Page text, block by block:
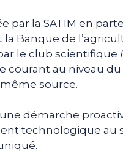
par la SATIM en
Banque de
le club scientifique
courant au niveau
source.
démarche
technologique